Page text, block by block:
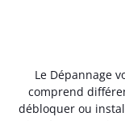
Le Dépannage
comprend
débloquer ou